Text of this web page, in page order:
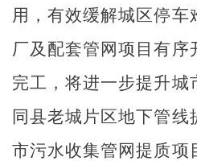
用，有效缓解城区停车
厂及配套管网项目有序
完工，将进一步提升城
同县老城片区地下管线
市污水收集管网提质项